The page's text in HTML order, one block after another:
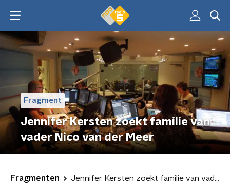
Fragment
Jennifer Kersten zoekt familie van
vader Nico van der Meer
Fragmenten Jennifer Kersten zoekt familie van vader Nico van der Meer